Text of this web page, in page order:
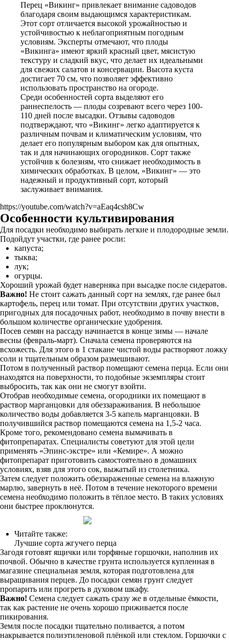
Перец «Викинг» привлекает внимание садоводов
благодаря своим выдающимся характеристикам.
Этот сорт отличается высокой урожайностью и
устойчивостью к неблагоприятным погодным
условиям. Эксперты отмечают, что плоды
«Викинга» имеют яркий красный цвет, мясистую
текстуру и сладкий вкус, что делает их идеальными
для свежих салатов и консервации. Высота куста
достигает 70 см, что позволяет эффективно
использовать пространство на огороде.
Среди особенностей сорта выделяют его
раннеспелость — плоды созревают всего через 100-
110 дней после высадки. Отзывы садоводов
подтверждают, что «Викинг» легко адаптируется к
различным почвам и климатическим условиям, что
делает его популярным выбором как для опытных,
так и для начинающих огородников. Сорт также
устойчив к болезням, что снижает необходимость в
химических обработках. В целом, «Викинг» — это
надежный и продуктивный сорт, который
заслуживает внимания.
https://youtube.com/watch?v=aEaq4csh8Cw
Особенности культивирования
Для посадки необходимо выбирать легкие и плодородные земли.
Подойдут участки, где ранее росли:
капуста;
тыква;
лук;
огурцы.
Хороший урожай будет наверняка при высадке после сидератов.
Важно! Не стоит сажать данный сорт на землях, где ранее был
картофель, перец или томат. При отсутствии других участков,
пригодных для посадочных работ, необходимо в почву внести в
большом количестве органические удобрения.
Посев семян на рассаду начинается в конце зимы — начале
весны (февраль-март). Сначала семена проверяются на
всхожесть. Для этого в 1 стакане чистой воды растворяют ложку
соли и тщательным образом размешивают.
Потом в полученный раствор помещают семена перца. Если они
находятся на поверхности, то подобные экземпляры стоит
выбросить, так как они не смогут взойти.
Отобрав необходимые семена, огородники их помещают в
раствор марганцовки для обеззараживания. В небольшое
количество воды добавляется 3-5 капель марганцовки. В
получившийся раствор помещаются семена на 1,5-2 часа.
Кроме того, рекомендовано семена вымачивать в
фитопрепаратах. Специалисты советуют для этой цели
применять «Эпинс-экстре» или «Кемире». А можно
фитопрепарат приготовить самостоятельно в домашних
условиях, взяв для этого сок, выжатый из столетника.
Затем следует положить обеззараженные семена на влажную
марлю, завернуть в неё. Потом в течение некоторого времени
семена необходимо положить в тёплое место. В таких условиях
они быстрее проклюнутся.
Читайте также:
Лучшие сорта жгучего перца
Загодя готовят ящички или торфяные горшочки, наполнив их
почвой. Обычно в качестве грунта используется купленная в
магазине специальная земля, которая подготовлена для
выращивания перцев. До посадки семян грунт следует
пропарить или прогреть в духовом шкафу.
Важно! Семена следует сажать сразу же в отдельные ёмкости,
так как растение не очень хорошо приживается после
пикирования.
Земля после посадки тщательно поливается, а потом
накрывается полиэтиленовой плёнкой или стеклом. Горшочки с